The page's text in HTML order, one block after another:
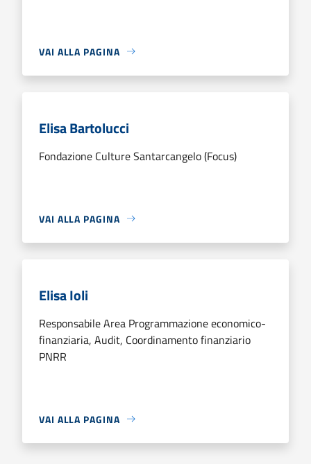
VAI ALLA PAGINA
Elisa Bartolucci
Fondazione Culture Santarcangelo (Focus)
VAI ALLA PAGINA
Elisa Ioli
Responsabile Area Programmazione economico-
finanziaria, Audit, Coordinamento finanziario
PNRR
VAI ALLA PAGINA